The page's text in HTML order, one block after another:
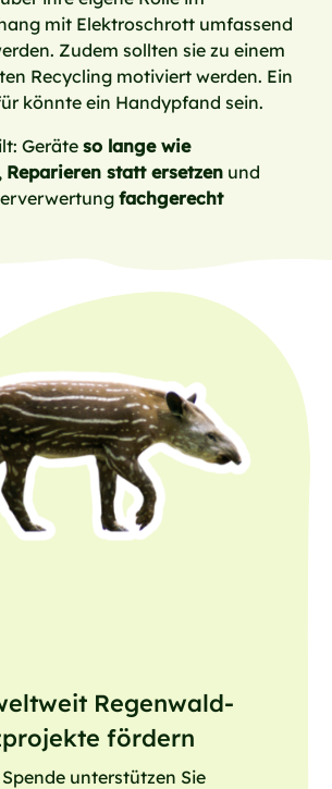
mit Elektroschrott umfassend
Zudem sollten sie zu einem
Recycling motiviert werden. Ein
könnte ein Handypfand sein.
Geräte so lange wie
Reparieren statt ersetzen und
fachgerecht
Regenwald-
fördern
unterstützen Sie